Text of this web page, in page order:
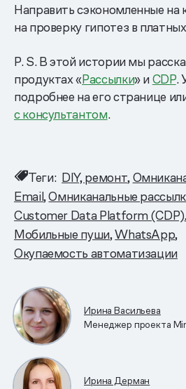
Направить сэкономленные на
на проверку гипотез в
P. S. В этой истории мы
продуктах «Рассылки» иCDP.
подробнее на его странице
с консультантом.
Теги: DIY, ремонт
Email Омниканальные
Customer Data Platform (CDP)
Мобильные пуши WhatsApp
Окупаемость автоматизации
Ирина Васильева
Менеджер проекта
Ирина Дерман